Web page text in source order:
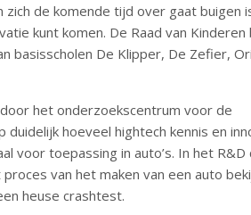
zich de komende tijd over gaat buigen
kunt komen. De Raad van
basisscholen De Klipper, De Zefier,
het onderzoekscentrum voor de
hoeveel hightech kennis en
voor toepassing in auto’s. In het R&D
van het maken van een auto
heuse crashtest.